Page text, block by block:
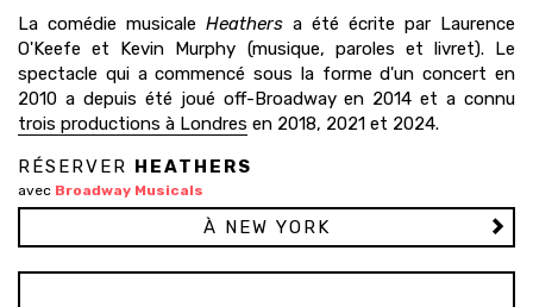
La comédie musicale Heathers a été écrite par Laurence
O'Keefe et Kevin Murphy (musique, paroles et livret). Le
spectacle qui a commencé sous la forme d'un concert en
2010 a depuis été joué off-Broadway en 2014 et a connu
trois productions à Londres en 2018, 2021 et 2024.
RÉSERVER HEATHERS
avec Broadway Musicals
À NEW YORK